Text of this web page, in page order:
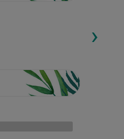
Loading...
›